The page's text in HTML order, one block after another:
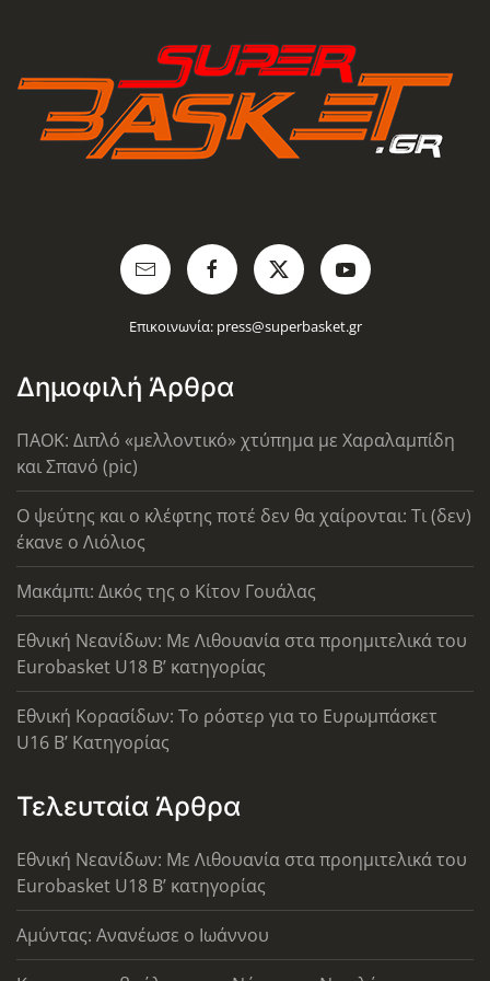
Επικοινωνία: press@superbasket.gr
Δημοφιλή Άρθρα
ΠΑΟΚ: Διπλό «μελλοντικό» χτύπημα με Χαραλαμπίδη
και Σπανό (pic)
Ο ψεύτης και ο κλέφτης ποτέ δεν θα χαίρονται: Τι (δεν)
έκανε ο Λιόλιος
Μακάμπι: Δικός της ο Κίτον Γουάλας
Εθνική Νεανίδων: Με Λιθουανία στα προημιτελικά του
Eurobasket U18 Β’ κατηγορίας
Εθνική Κορασίδων: Το ρόστερ για το Ευρωμπάσκετ
U16 B’ Κατηγορίας
Τελευταία Άρθρα
Εθνική Νεανίδων: Με Λιθουανία στα προημιτελικά του
Eurobasket U18 Β’ κατηγορίας
Αμύντας: Ανανέωσε ο Ιωάννου